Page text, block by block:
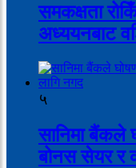
समकक्षता
अध्ययनबाट
५
सानिमा बैंकले
बोनस सेयर र